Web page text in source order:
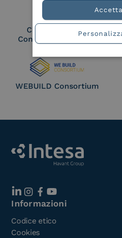
Cloud Signature
Consortium Member
WEBUILD Consortium
Informazioni
Codice etico
Cookies
Accetta